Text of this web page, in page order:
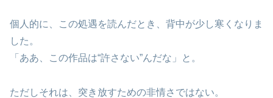
個人的に、この処遇を読んだとき、背中が少し寒くなりま
した。
「ああ、この作品は“許さない”んだな」と。
ただしそれは、突き放すための非情さではない。